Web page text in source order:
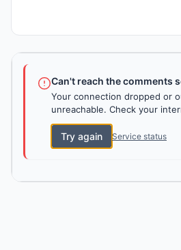
Can't reach the comments
Your connection dropped or
unreachable. Check your
Try again Service status